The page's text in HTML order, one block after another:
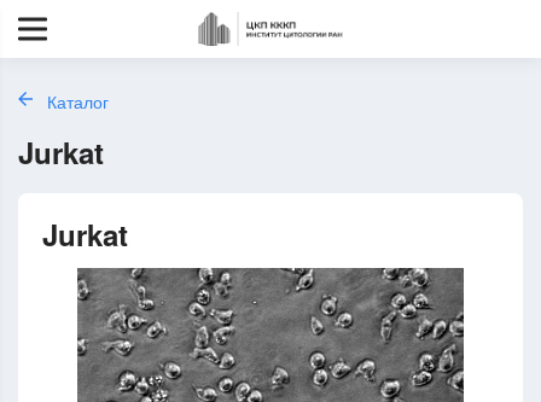
Каталог
Jurkat
Jurkat